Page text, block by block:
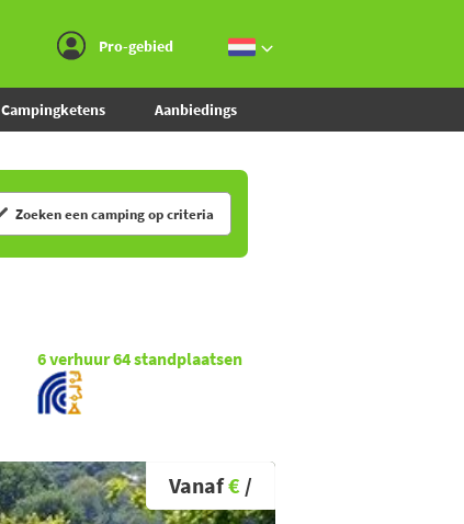
Pro-gebied
Campingketens Aanbiedings
Zoeken een camping op criteria
6verhuur64standplaatsen
Vanaf€ /